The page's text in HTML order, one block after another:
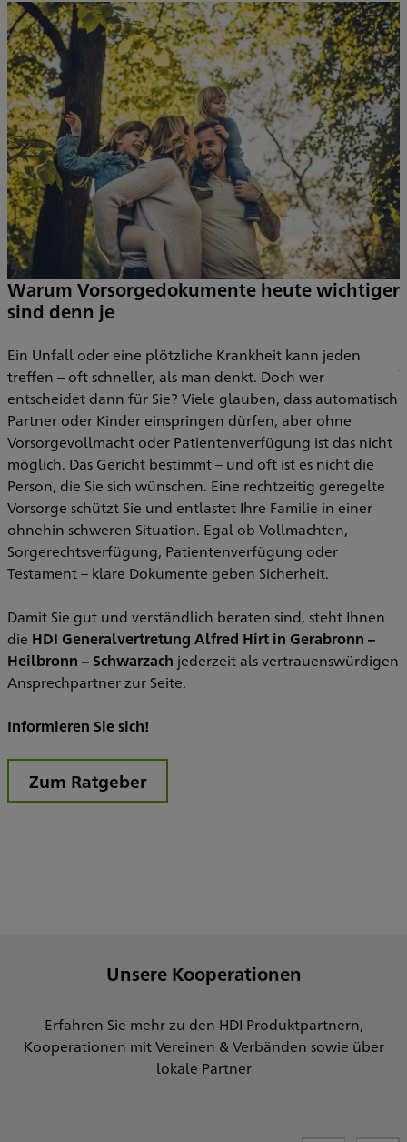
Warum Vorsorgedokumente heute wichtiger
sind denn je
Ein Unfall oder eine plötzliche Krankheit kann jeden
treffen – oft schneller, als man denkt. Doch wer
entscheidet dann für Sie? Viele glauben, dass automatisch
Partner oder Kinder einspringen dürfen, aber ohne
Vorsorgevollmacht oder Patientenverfügung ist das nicht
möglich. Das Gericht bestimmt – und oft ist es nicht die
Person, die Sie sich wünschen. Eine rechtzeitig geregelte
Vorsorge schützt Sie und entlastet Ihre Familie in einer
ohnehin schweren Situation. Egal ob Vollmachten,
Sorgerechtsverfügung, Patientenverfügung oder
Testament – klare Dokumente geben Sicherheit.
Damit Sie gut und verständlich beraten sind, steht Ihnen
die HDI Generalvertretung Alfred Hirt in Gerabronn –
Heilbronn – Schwarzach jederzeit als vertrauenswürdigen
Ansprechpartner zur Seite.
Informieren Sie sich!
Zum Ratgeber
Unsere Kooperationen
Erfahren Sie mehr zu den HDI Produktpartnern,
Kooperationen mit Vereinen & Verbänden sowie über
lokale Partner